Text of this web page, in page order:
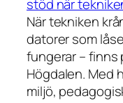
stöd när
När tekniken
datorer som
fungerar – finns
Högdalen. Med
miljö,